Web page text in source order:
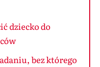
dziecko do
bez którego